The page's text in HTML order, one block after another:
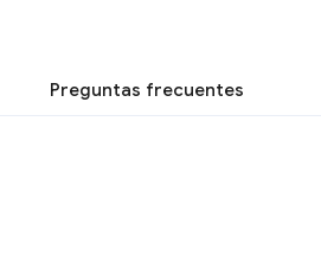
Preguntas frecuentes